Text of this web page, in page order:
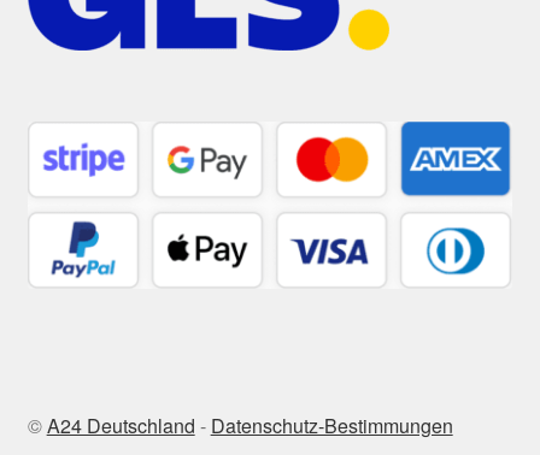
©A24 Deutschland - Datenschutz-Bestimmungen